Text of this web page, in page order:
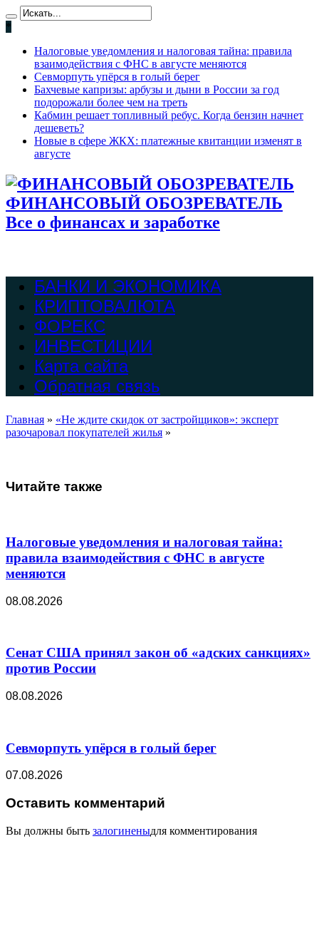
*
Налоговые уведомления и налоговая тайна: правила
взаимодействия с ФНС в августе меняются
Севморпуть упёрся в голый берег
Бахчевые капризы: арбузы и дыни в России за год
подорожали более чем на треть
Кабмин решает топливный ребус. Когда бензин начнет
дешеветь?
Новые в сфере ЖКХ: платежные квитанции изменят в
августе
ФИНАНСОВЫЙ ОБОЗРЕВАТЕЛЬ
Все о финансах и заработке
БАНКИ И ЭКОНОМИКА
КРИПТОВАЛЮТА
ФОРЕКС
ИНВЕСТИЦИИ
Карта сайта
Обратная связь
Главная » «Не ждите скидок от застройщиков»: эксперт
разочаровал покупателей жилья »
Читайте также
Налоговые уведомления и налоговая тайна:
правила взаимодействия с ФНС в августе
меняются
08.08.2026
Сенат США принял закон об «адских санкциях»
против России
08.08.2026
Севморпуть упёрся в голый берег
07.08.2026
Оставить комментарий
Вы должны быть залогиненыдля комментирования